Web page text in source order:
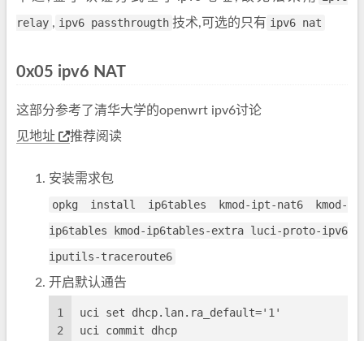
relay , ipv6 passthrougth 技术,可选的只有 ipv6 nat
0x05 ipv6 NAT
这部分参考了清华大学的openwrt ipv6讨论
见地址
推荐阅读
安装需求包
opkg install ip6tables kmod-ipt-nat6 kmod-
ip6tables kmod-ip6tables-extra luci-proto-ipv6
iputils-traceroute6
开启默认通告
1
2
uci set dhcp.lan.ra_default='1'
uci commit dhcp